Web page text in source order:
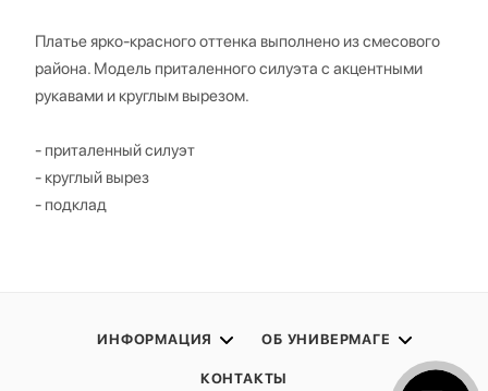
Платье ярко-красного оттенка выполнено из смесового
района. Модель приталенного силуэта с акцентными
рукавами и круглым вырезом.
- приталенный силуэт
- круглый вырез
- подклад
ИНФОРМАЦИЯ ОБ УНИВЕРМАГЕ
КОНТАКТЫ